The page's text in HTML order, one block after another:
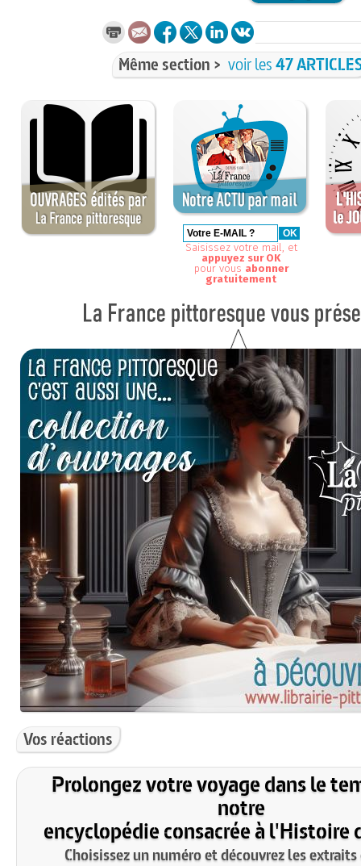
Même section > voir les47
Saisissez votre mail, et
appuyez sur OK
pour vous abonner
gratuitement
Vos réactions
Prolongez votre voyage dans le
notre
encyclopédie consacrée à l'Histoire
Choisissez un numéro et découvrez les